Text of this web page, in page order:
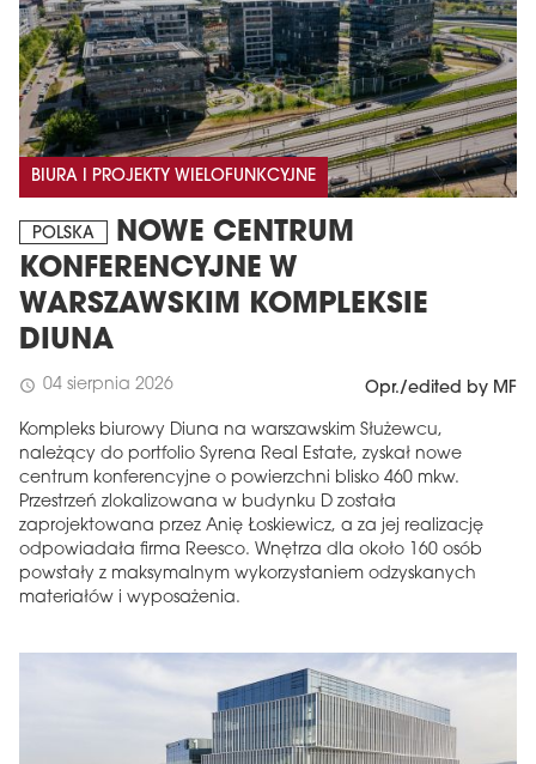
BIURA I PROJEKTY WIELOFUNKCYJNE
POLSKA
NOWE CENTRUM
KONFERENCYJNE W
WARSZAWSKIM KOMPLEKSIE
DIUNA
schedule 04 sierpnia 2026 Opr./edited by MF
Kompleks biurowy Diuna na warszawskim Służewcu,
należący do portfolio Syrena Real Estate, zyskał nowe
centrum konferencyjne o powierzchni blisko 460 mkw.
Przestrzeń zlokalizowana w budynku D została
zaprojektowana przez Anię Łoskiewicz, a za jej realizację
odpowiadała firma Reesco. Wnętrza dla około 160 osób
powstały z maksymalnym wykorzystaniem odzyskanych
materiałów i wyposażenia.